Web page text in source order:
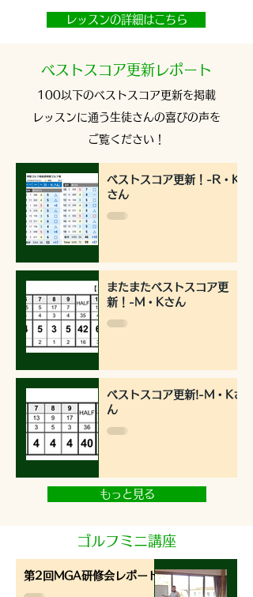
レッスンの詳細はこちら
​ベストスコア更新レポート
100以下のベストスコア更新を掲載
​レッスンに通う生徒さんの喜びの声を
ご覧ください！
ベストスコア更新！-R・K
さん
またまたベストスコア更
新！-M・Kさん
ベストスコア更新!-M・Kさ
ん
もっと見る
ゴルフミニ講座
第2回MGA研修会レポート